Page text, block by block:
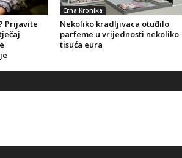
Prijavite
Crna Kronika
Nekoliko kradljivaca otuđilo
parfeme u vrijednosti nekoliko
tisuća eura